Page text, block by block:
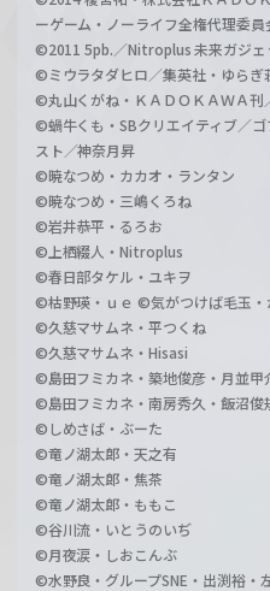
ーゲーム・ノーライフ全権代理委員
©2011 5pb.／Nitroplus 未来ガジェ
©ミウラタダヒロ／集英社・ゆらぎ
©丸山くがね・ＫＡＤＯＫＡＷＡ刊
©蝸牛くも・SBクリエイティブ／
スト／神奈月昇
©暁なつめ・カカオ・ランタン
©暁なつめ・三嶋くろね
©岩井恭平・るろお
©上栖綴人・Nitroplus
©春日部タケル・ユキヲ
©枯野瑛・ｕｅ ©気がつけば毛玉・
©久慈マサムネ・平つくね
©久慈マサムネ・Hisasi
©島田フミカネ・築地俊彦・月並甲
©島田フミカネ・南房秀久・飯沼俊
©しめさば・ぶーた
©竜ノ湖太郎・天之有
©竜ノ湖太郎・焦茶
©竜ノ湖太郎・ももこ
©谷川流・いとうのいぢ
©月夜涙・しおこんぶ
©水野良・グループSNE・出渕裕・